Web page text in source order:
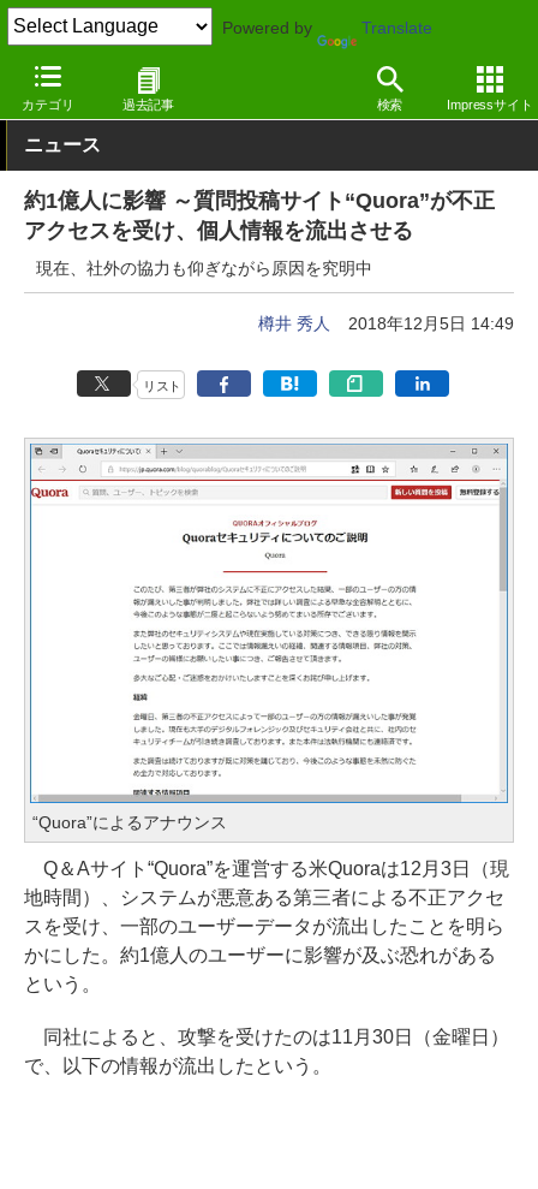
Powered by Translate
カテゴリ 過去記事 検索 Impressサイト
窓の杜 セキュリティ Webサービス
ニュース
約1億人に影響 ～質問投稿サイト“Quora”が不正
アクセスを受け、個人情報を流出させる
現在、社外の協力も仰ぎながら原因を究明中
樽井 秀人 2018年12月5日 14:49
リスト
“Quora”によるアナウンス
Q＆Aサイト“Quora”を運営する米Quoraは12月3日（現
地時間）、システムが悪意ある第三者による不正アクセ
スを受け、一部のユーザーデータが流出したことを明ら
かにした。約1億人のユーザーに影響が及ぶ恐れがある
という。
同社によると、攻撃を受けたのは11月30日（金曜日）
で、以下の情報が流出したという。